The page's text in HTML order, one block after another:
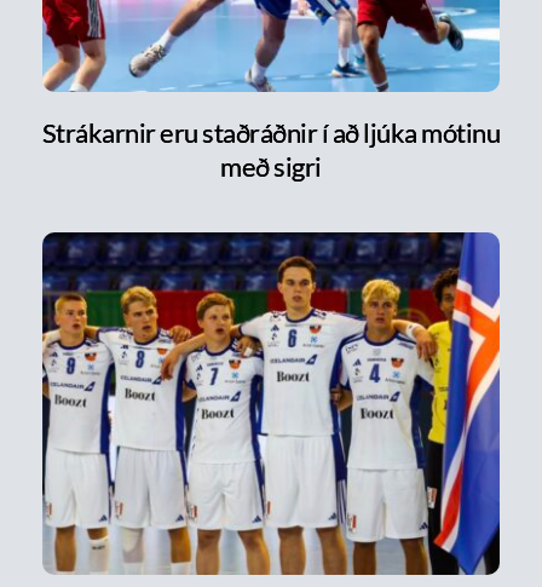
Strákarnir eru staðráðnir í að ljúka mótinu
með sigri